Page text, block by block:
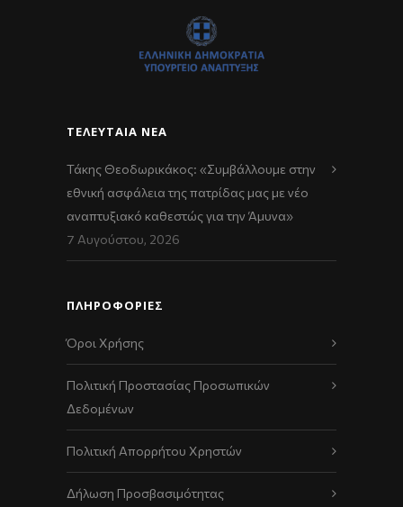
ΤΕΛΕΥΤΑΊΑ ΝΈΑ
Τάκης Θεοδωρικάκος: «Συμβάλλουμε στην
εθνική ασφάλεια της πατρίδας μας με νέο
αναπτυξιακό καθεστώς για την Άμυνα»
7 Αυγούστου, 2026
ΠΛΗΡΟΦΟΡΙΕΣ
Όροι Χρήσης
Πολιτική Προστασίας Προσωπικών
Δεδομένων
Πολιτική Απορρήτου Χρηστών
Δήλωση Προσβασιμότητας